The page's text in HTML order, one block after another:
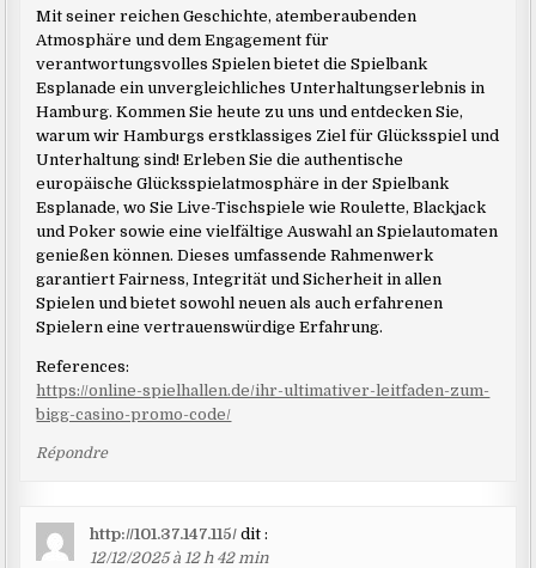
Mit seiner reichen Geschichte, atemberaubenden
Atmosphäre und dem Engagement für
verantwortungsvolles Spielen bietet die Spielbank
Esplanade ein unvergleichliches Unterhaltungserlebnis in
Hamburg. Kommen Sie heute zu uns und entdecken Sie,
warum wir Hamburgs erstklassiges Ziel für Glücksspiel und
Unterhaltung sind! Erleben Sie die authentische
europäische Glücksspielatmosphäre in der Spielbank
Esplanade, wo Sie Live-Tischspiele wie Roulette, Blackjack
und Poker sowie eine vielfältige Auswahl an Spielautomaten
genießen können. Dieses umfassende Rahmenwerk
garantiert Fairness, Integrität und Sicherheit in allen
Spielen und bietet sowohl neuen als auch erfahrenen
Spielern eine vertrauenswürdige Erfahrung.
References:
https://online-spielhallen.de/ihr-ultimativer-leitfaden-zum-
bigg-casino-promo-code/
Répondre
http://101.37.147.115/ dit :
12/12/2025 à 12 h 42 min